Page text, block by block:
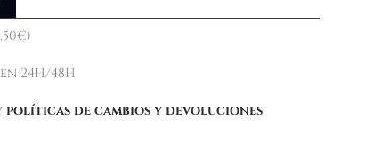
24H/48H
políticas de cambios y devoluciones